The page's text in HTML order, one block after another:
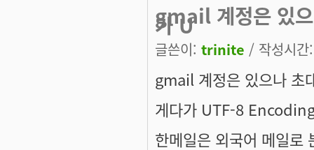
gmail 계정은 있
가 U
글쓴이: trinite / 작성시
gmail 계정은 있으나 초
게다가 UTF-8
한메일은 외국어 메일로